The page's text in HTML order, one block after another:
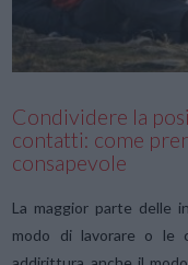
Condividere la
contatti: come
consapevole
La maggior parte delle
modo di lavorare o le